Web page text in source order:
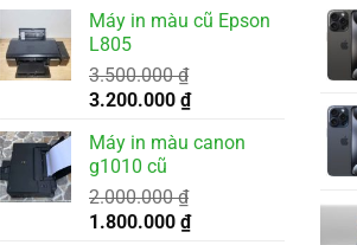
Máy in màu cũ Epson
L805
3.500.000₫
Giá
là:
3.500.000 ₫.
3.200.000 ₫Giá
tại
Máy in màu canon
g1010 cũ
2.000.000₫
Giá
1.800.000 ₫Giá